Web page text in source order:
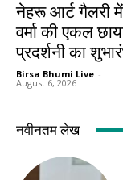
नेहरू आर्ट गैलरी में
वर्मा की एकल
प्रदर्शनी का
Birsa Bhumi Live -
August 6, 2026
नवीनतम लेख